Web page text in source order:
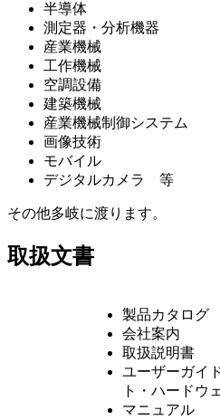
半導体
測定器・分析機器
産業機械
工作機械
空調設備
建築機械
産業機械制御システム
画像技術
モバイル
デジタルカメラ 等
その他多岐に渡ります。
取扱文書
製品カタログ
会社案内
取扱説明書
ユーザーガイ
ト・ハードウ
マニュアル